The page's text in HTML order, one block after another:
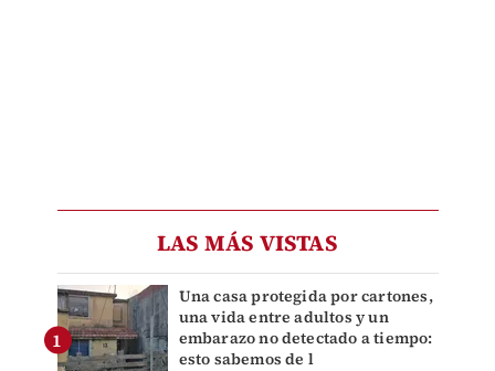
LAS MÁS VISTAS
Una casa protegida por cartones,
una vida entre adultos y un
embarazo no detectado a tiempo:
esto sabemos de l